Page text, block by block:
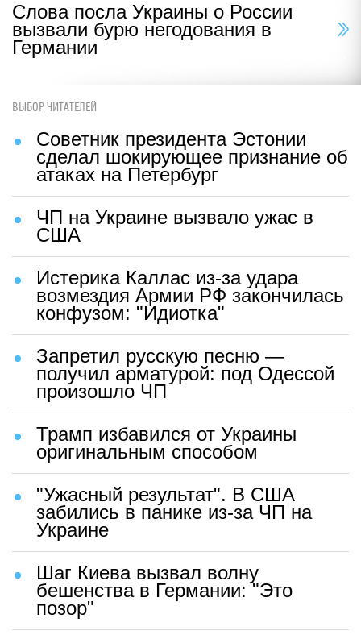
Слова посла Украины о России
вызвали бурю негодования в
Германии
ВЫБОР ЧИТАТЕЛЕЙ
Советник президента Эстонии
сделал шокирующее признание об
атаках на Петербург
ЧП на Украине вызвало ужас в
США
Истерика Каллас из-за удара
возмездия Армии РФ закончилась
конфузом: "Идиотка"
Запретил русскую песню —
получил арматурой: под Одессой
произошло ЧП
Трамп избавился от Украины
оригинальным способом
"Ужасный результат". В США
забились в панике из-за ЧП на
Украине
Шаг Киева вызвал волну
бешенства в Германии: "Это
позор"